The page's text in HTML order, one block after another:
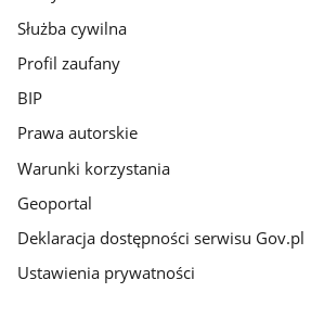
Służba cywilna
Profil zaufany
BIP
Prawa autorskie
Warunki korzystania
Geoportal
Deklaracja dostępności serwisu Gov.pl
Ustawienia prywatności